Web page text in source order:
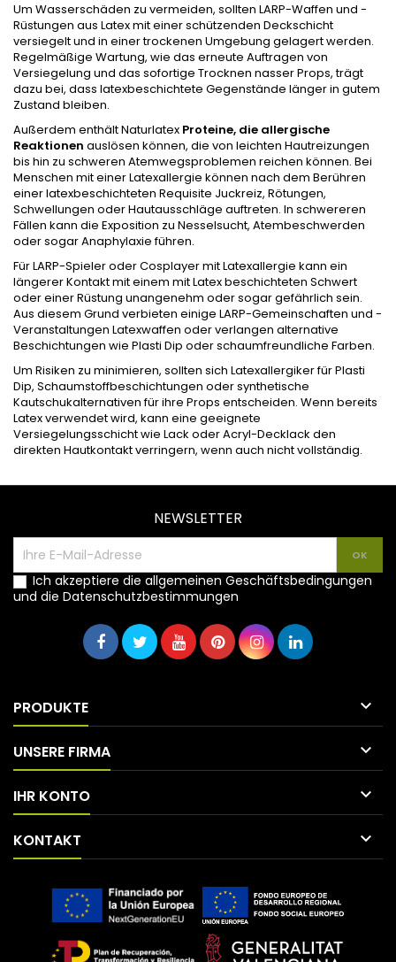
Um Wasserschäden zu vermeiden, sollten LARP-Waffen und -
Rüstungen aus Latex mit einer schützenden Deckschicht
versiegelt und in einer trockenen Umgebung gelagert werden.
Regelmäßige Wartung, wie das erneute Auftragen von
Versiegelung und das sofortige Trocknen nasser Props, trägt
dazu bei, dass latexbeschichtete Gegenstände länger in gutem
Zustand bleiben.
Außerdem enthält Naturlatex Proteine, die allergische
Reaktionen auslösen können, die von leichten Hautreizungen
bis hin zu schweren Atemwegsproblemen reichen können. Bei
Menschen mit einer Latexallergie können nach dem Berühren
einer latexbeschichteten Requisite Juckreiz, Rötungen,
Schwellungen oder Hautausschläge auftreten. In schwereren
Fällen kann die Exposition zu Nesselsucht, Atembeschwerden
oder sogar Anaphylaxie führen.
Für LARP-Spieler oder Cosplayer mit Latexallergie kann ein
längerer Kontakt mit einem mit Latex beschichteten Schwert
oder einer Rüstung unangenehm oder sogar gefährlich sein.
Aus diesem Grund verbieten einige LARP-Gemeinschaften und -
Veranstaltungen Latexwaffen oder verlangen alternative
Beschichtungen wie Plasti Dip oder schaumfreundliche Farben.
Um Risiken zu minimieren, sollten sich Latexallergiker für Plasti
Dip, Schaumstoffbeschichtungen oder synthetische
Kautschukalternativen für ihre Props entscheiden. Wenn bereits
Latex verwendet wird, kann eine geeignete
Versiegelungsschicht wie Lack oder Acryl-Decklack den
direkten Hautkontakt verringern, wenn auch nicht vollständig.
NEWSLETTER
Ich akzeptiere die allgemeinen Geschäftsbedingungen
und die Datenschutzbestimmungen
PRODUKTE 
UNSERE FIRMA 
IHR KONTO 
KONTAKT 